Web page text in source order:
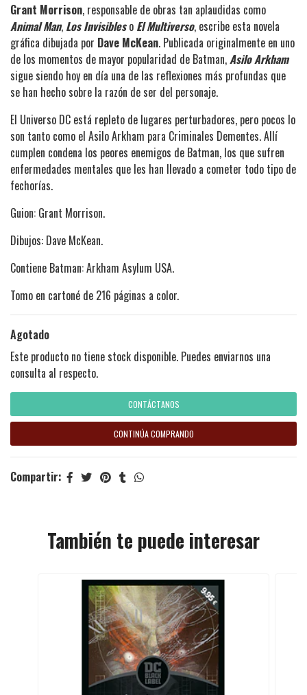
Grant Morrison, responsable de obras tan aplaudidas como
Animal Man, Los Invisibleso El Multiverso, escribe esta novela
gráfica dibujada por Dave McKean. Publicada originalmente en uno
de los momentos de mayor popularidad de Batman, Asilo Arkham
sigue siendo hoy en día una de las reflexiones más profundas que
se han hecho sobre la razón de ser del personaje.
El Universo DC está repleto de lugares perturbadores, pero pocos lo
son tanto como el Asilo Arkham para Criminales Dementes. Allí
cumplen condena los peores enemigos de Batman, los que sufren
enfermedades mentales que les han llevado a cometer todo tipo de
fechorías.
Guion: Grant Morrison.
Dibujos: Dave McKean.
Contiene Batman: Arkham Asylum USA.
Tomo en cartoné de 216 páginas a color.
Agotado
Este producto no tiene stock disponible. Puedes enviarnos una
consulta al respecto.
CONTÁCTANOS
CONTINÚA COMPRANDO
Compartir:
También te puede interesar